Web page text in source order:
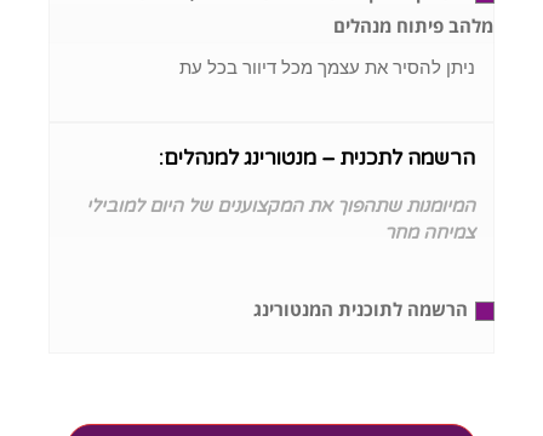
מלהב פיתוח מנהלים
ניתן להסיר את עצמך מכל דיוור בכל עת
הרשמה לתכנית – מנטורינג למנהלים:
המיומנות שתהפוך את המקצוענים של היום למובילי
צמיחה מחר
הרשמה לתוכנית המנטורינג